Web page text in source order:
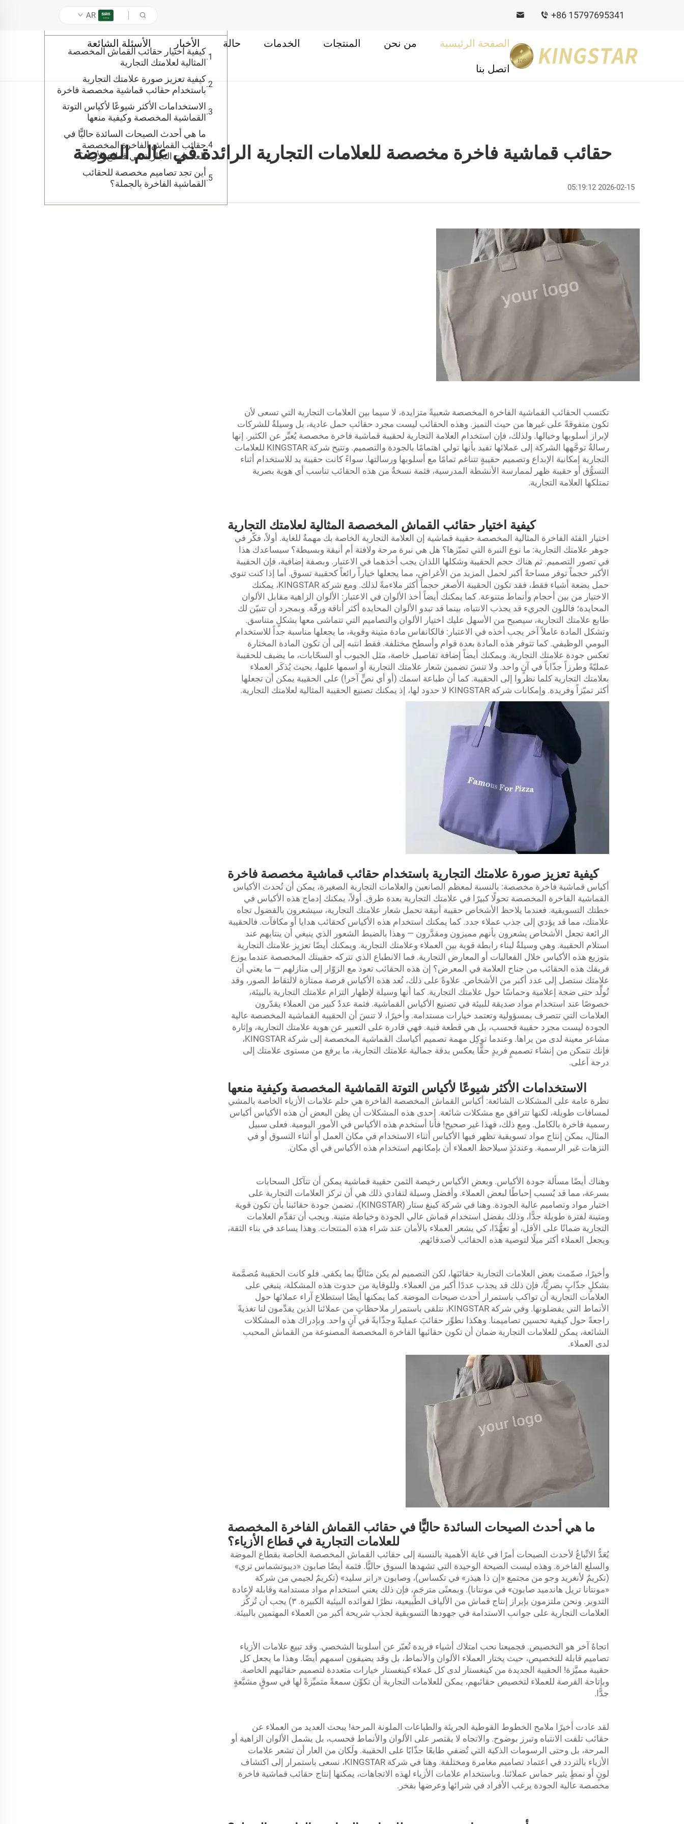
+86 15797695341
AR
الصفحة الرئيسية من نحن المنتجات الخدمات حالة الأخبار الأسئلة الشائعة
اتصل بنا
حقائب قماشية فاخرة مخصصة للعلامات التجارية الرائدة في عالم الموضة
2026-02-15 05:19:12
تكتسب الحقائب القماشية الفاخرة المخصصة شعبيةً متزايدة، لا سيما بين العلامات التجارية التي تسعى لأن
تكون متفوقةً على غيرها من حيث التميز. وهذه الحقائب ليست مجرد حقائب حمل عادية، بل وسيلةٌ للشركات
لإبراز أسلوبها وخيالها. ولذلك، فإن استخدام العلامة التجارية لحقيبة قماشية فاخرة مخصصة يُعبِّر عن الكثير. إنها
رسالةٌ توجَّهها الشركة إلى عملائها تفيد بأنها تولي اهتمامًا بالجودة والتصميم. وتتيح شركة KINGSTAR للعلامات
التجارية إمكانية الإبداع وتصميم حقيبةٍ تتناغم تمامًا مع أسلوبها ورسالتها. سواءً كانت حقيبة يد للاستخدام أثناء
التسوُّق أو حقيبة ظهر لممارسة الأنشطة المدرسية، فثمة نسخةٌ من هذه الحقائب تناسب أي هوية بصرية
تمتلكها العلامة التجارية.
كيفية اختيار حقائب القماش المخصصة المثالية لعلامتك التجارية
اختيار الفئة الفاخرة المثالية المخصصة حقيبة قماشية إن العلامة التجارية الخاصة بك مهمةٌ للغاية. أولاً، فكّر في
جوهر علامتك التجارية: ما نوع النبرة التي تميّزها؟ هل هي نبرة مرحة ولافتة أم أنيقة وبسيطة؟ سيساعدك هذا
في تصور التصميم. ثم هناك حجم الحقيبة وشكلها اللذان يجب أخذهما في الاعتبار. وبصفة إضافية، فإن الحقيبة
الأكبر حجماً توفر مساحةً أكبر لحمل المزيد من الأغراض، مما يجعلها خياراً رائعاً كحقيبة تسوق. أما إذا كنت تنوي
حمل بضعة أشياء فقط، فقد تكون الحقيبة الأصغر حجماً أكثر ملاءمةً لذلك. ومع شركة KINGSTAR، يمكنك
الاختيار من بين أحجام وأنماط متنوعة. كما يمكنك أيضاً أخذ الألوان في الاعتبار: الألوان الزاهية مقابل الألوان
المحايدة؛ فاللون الجريء قد يجذب الانتباه، بينما قد تبدو الألوان المحايدة أكثر أناقة ورقّة. وبمجرد أن تتبيّن لك
طابع علامتك التجارية، سيصبح من الأسهل عليك اختيار الألوان والتصاميم التي تتماشى معها بشكلٍ متناسق.
وتشكل المادة عاملاً آخر يجب أخذه في الاعتبار: فالكانفاس مادة متينة وقوية، ما يجعلها مناسبة جداً للاستخدام
اليومي الوظيفي. كما تتوفر هذه المادة بعدة قوام وأسطح مختلفة. فقط انتبه إلى أن تكون المادة المختارة
تعكس جودة علامتك التجارية. ويمكنك أيضاً إضافة تفاصيل خاصة، مثل الجيوب أو السحّابات، ما يضيف للحقيبة
عمليّةً وطرزاً جذّاباً في آنٍ واحد. ولا تنسَ تضمين شعار علامتك التجارية أو اسمها عليها، بحيث يُذكَر العملاء
بعلامتك التجارية كلما نظروا إلى الحقيبة. كما أن طباعة اسمك (أو أي نصٍّ آخر!) على الحقيبة يمكن أن تجعلها
أكثر تميّزاً وفريدة. وإمكانات شركة KINGSTAR لا حدود لها، إذ يمكنك تصنيع الحقيبة المثالية لعلامتك التجارية.
كيفية تعزيز صورة علامتك التجارية باستخدام حقائب قماشية مخصصة فاخرة
أكياس قماشية فاخرة مخصصة: بالنسبة لمعظم الصانعين والعلامات التجارية الصغيرة، يمكن أن تُحدث الأكياس
القماشية الفاخرة المخصصة تحولًا كبيرًا في علامتك التجارية بعدة طرق. أولاً، يمكنك إدماج هذه الأكياس في
خطتك التسويقية. فعندما يلاحظ الأشخاص حقيبة أنيقة تحمل شعار علامتك التجارية، سيشعرون بالفضول تجاه
علامتك، مما قد يؤدي إلى جذب عملاء جدد. كما يمكنك استخدام هذه الأكياس كحقائب هدايا أو مكافآت. فالحقيبة
الرائعة تجعل الأشخاص يشعرون بأنهم مميزون ومقدَّرون — وهذا بالضبط الشعور الذي ينبغي أن ينتابهم عند
استلام الحقيبة. وهي وسيلةٌ لبناء رابطة قوية بين العملاء وعلامتك التجارية. ويمكنك أيضًا تعزيز علامتك التجارية
بتوزيع هذه الأكياس خلال الفعاليات أو المعارض التجارية. فما الانطباع الذي تتركه حقيبتك المخصصة عندما يوزع
فريقك هذه الحقائب من جناح العلامة في المعرض؟ إن هذه الحقائب تعود مع الزوّار إلى منازلهم — ما يعني أن
علامتك ستصل إلى عدد أكبر من الأشخاص. علاوةً على ذلك، تُعد هذه الأكياس فرصة ممتازة لالتقاط الصور، وقد
تُولِّد حتى ضجة إعلامية وحماسًا حول علامتك التجارية. كما أنها وسيلة لإظهار التزام علامتك التجارية بالبيئة،
خصوصًا عند استخدام مواد صديقة للبيئة في تصنيع الأكياس القماشية. فثمة عددٌ كبير من العملاء يقدّرون
العلامات التي تتصرف بمسؤولية وتعتمد خيارات مستدامة. وأخيرًا، لا تنسَ أن الحقيبة القماشية المخصصة عالية
الجودة ليست مجرد حقيبة فحسب، بل هي قطعة فنية. فهي قادرة على التعبير عن هوية علامتك التجارية، وإثارة
مشاعر معينة لدى من يراها. وعندما توكِل مهمة تصميم أكياسك القماشية المخصصة إلى شركة KINGSTAR،
فإنك تتمكن من إنشاء تصميمٍ فريدٍ حقًّا يعكس بدقة جمالية علامتك التجارية، ما يرفع من مستوى علامتك إلى
درجة أعلى.
الاستخدامات الأكثر شيوعًا لأكياس التوتة القماشية المخصصة وكيفية منعها
نظرة عامة على المشكلات الشائعة: أكياس القماش المخصصة الفاخرة هي حلم علامات الأزياء الخاصة بالمشي
لمسافات طويلة، لكنها تترافق مع مشكلات شائعة. إحدى هذه المشكلات أن يظن البعض أن هذه الأكياس أكياس
رسمية فاخرة بالكامل. ومع ذلك، فهذا غير صحيح! فأنا أستخدم هذه الأكياس في الأمور اليومية. فعلى سبيل
المثال، يمكن إنتاج مواد تسويقية تظهر فيها الأكياس أثناء الاستخدام في مكان العمل أو أثناء التسوق أو في
النزهات غير الرسمية. وعندئذٍ سيلاحظ العملاء أن بإمكانهم استخدام هذه الأكياس في أي مكان.
وهناك أيضًا مسألة جودة الأكياس. وبعض الأكياس رخيصة الثمن حقيبة قماشية يمكن أن تتآكل السحابات
بسرعة، مما قد يُسبب إحباطًا لبعض العملاء. وأفضل وسيلة لتفادي ذلك هي أن تركز العلامات التجارية على
اختيار مواد وتصاميم عالية الجودة. وهنا في شركة كينغ ستار (KINGSTAR)، نضمن جودة حقائبنا بأن تكون قوية
ومتينة لفترة طويلة جدًّا، وذلك بفضل استخدام قماش عالي الجودة وخياطة متينة. ويجب أن تقدِّم العلامات
التجارية ضمانًا على الأقل، أو تعهُّدًا، كي يشعر العملاء بالأمان عند شراء هذه المنتجات. وهذا يساعد في بناء الثقة،
ويجعل العملاء أكثر ميلًا لتوصية هذه الحقائب لأصدقائهم.
وأخيرًا، صمّمت بعض العلامات التجارية حقائبَها، لكن التصميم لم يكن مثاليًّا بما يكفي. فلو كانت الحقيبة مُصمَّمة
بشكلٍ جذّابٍ بصريًّا، فإن ذلك قد يجذب عددًا أكبر من العملاء. وللوقاية من حدوث هذه المشكلة، ينبغي على
العلامات التجارية أن تواكب باستمرار أحدث صيحات الموضة. كما يمكنها أيضًا استطلاع آراء عملائها حول
الأنماط التي يفضلونها. وفي شركة KINGSTAR، نتلقى باستمرار ملاحظاتٍ من عملائنا الذين يقدِّمون لنا تغذيةً
راجعةً حول كيفية تحسين تصاميمنا. وهكذا نطوِّر حقائبَ عمليةً وجذّابةً في آنٍ واحد. وبإدراك هذه المشكلات
الشائعة، يمكن للعلامات التجارية ضمان أن تكون حقائبها الفاخرة المخصصة المصنوعة من القماش المحبب
لدى العملاء.
ما هي أحدث الصيحات السائدة حاليًّا في حقائب القماش الفاخرة المخصصة
للعلامات التجارية في قطاع الأزياء؟
يُعَدُّ الاتِّباعُ لأحدث الصيحات أمرًا في غاية الأهمية بالنسبة إلى حقائب القماش المخصصة الخاصة بقطاع الموضة
والسلع الفاخرة. وهذه ليست الصيحة الوحيدة التي تشهدها السوق حاليًّا. فثمة أيضًا صابون «ديبوتشماس تري»
(تكريمٌ لأنغريد وجو من مجتمع «إن ذا هيذر» في تكساس)، وصابون «رانر سليد» (تكريمٌ لجيمي من شركة
«مونتانا تريل هاندميد صابون» في مونتانا). وبمعنًى مترجَمٍ، فإن ذلك يعني استخدام مواد مستدامة وقابلة لإعادة
التدوير. ونحن ملتزمون بإبراز إنتاج قماش من الألياف الطبيعية، نظرًا لفوائده البيئية الكبيرة. ٣) يجب أن تُركِّز
العلامات التجارية على جوانب الاستدامة في جهودها التسويقية لجذب شريحة أكبر من العملاء المهتمين بالبيئة.
اتجاهٌ آخر هو التخصيص. فجميعنا نحب امتلاك أشياء فريدة تُعبّر عن أسلوبنا الشخصي. وقد تبيع علامات الأزياء
تصاميم قابلة للتخصيص، حيث يختار العملاء الألوان والأنماط، بل وقد يضيفون اسمهم أيضًا. وهذا ما يجعل كل
حقيبة مميَّزة! الحقيبة الجديدة من كينغستار لدى كل عملاء كينغستار خيارات متعددة لتصميم حقائبهم الخاصة.
وبإتاحة الفرصة للعملاء لتخصيص حقائبهم، يمكن للعلامات التجارية أن تكوِّن سمعةً متميِّزةً لها في سوقٍ مشبَّعةٍ
جدًّا.
لقد عادت أخيرًا ملامح الخطوط القوطية الجريئة والطباعات الملونة المرحة! يبحث العديد من العملاء عن
حقائب تلفت الانتباه وتبرز بوضوح. والاتجاه لا يقتصر على الألوان والأنماط فحسب، بل يشمل الألوان الزاهية أو
المرحة، بل وحتى الرسومات الذكية التي تُضفي طابعًا جذّابًا على الحقيبة. ولَكان من العار أن تشعر علامات
الأزياء بالتردد في اعتماد تصاميم مغامرة ومختلفة. وهنا في شركة KINGSTAR، نسعى باستمرار إلى اكتشاف
لونٍ أو نمطٍ يثير حماس عملائنا. وباستخدام علامات الأزياء لهذه الاتجاهات، يمكنها إنتاج حقائب قماشية فاخرة
مخصصة عالية الجودة يرغب الأفراد في شرائها وعرضها بفخر.
كيفية اختيار حقائب القماش المخصصة
المثالية لعلامتك التجارية
كيفية تعزيز صورة علامتك التجارية
باستخدام حقائب قماشية مخصصة فاخرة
الاستخدامات الأكثر شيوعًا لأكياس التوتة
القماشية المخصصة وكيفية منعها
ما هي أحدث الصيحات السائدة حاليًّا في
حقائب القماش الفاخرة المخصصة
للعلامات التجارية في قطاع الأزياء؟
أين تجد تصاميم مخصصة للحقائب
القماشية الفاخرة بالجملة؟